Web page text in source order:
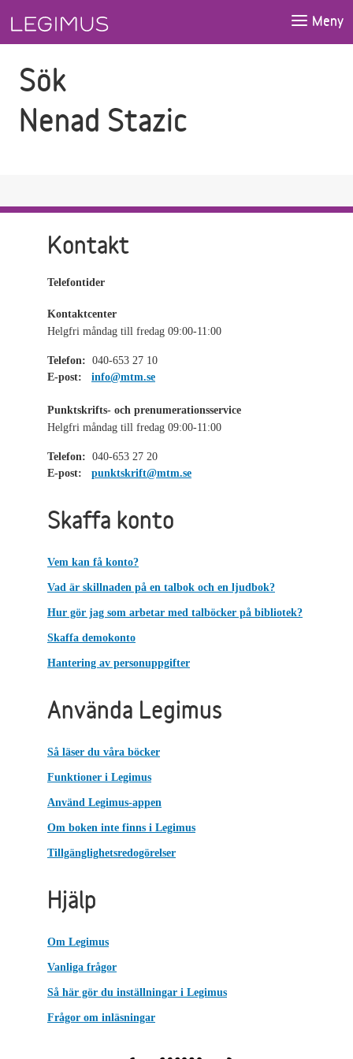
Meny
Sök
Nenad Stazic
Kontakt
Telefontider
Kontaktcenter
Helgfri måndag till fredag 09:00-11:00
Telefon: 040-653 27 10
E-post:
info@mtm.se
Punktskrifts- och prenumerationsservice
Helgfri måndag till fredag 09:00-11:00
Telefon: 040-653 27 20
E-post:
punktskrift@mtm.se
Skaffa konto
Vem kan få konto?
Vad är skillnaden på en talbok och en ljudbok?
Hur gör jag som arbetar med talböcker på bibliotek?
Skaffa demokonto
Hantering av personuppgifter
Använda Legimus
Så läser du våra böcker
Funktioner i Legimus
Använd Legimus-appen
Om boken inte finns i Legimus
Tillgänglighetsredogörelser
Hjälp
Om Legimus
Vanliga frågor
Så här gör du inställningar i Legimus
Frågor om inläsningar